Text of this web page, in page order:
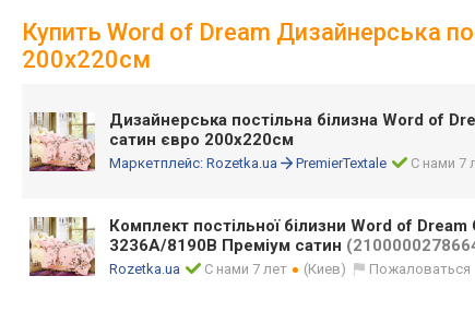
Купить Word of Dream Дизайнерська
200х220см
Дизайнерська постільна білизна Word of
сатин євро 200х220см
Маркетплейс: Rozetka.ua PremierTextale С нами 7
Комплект постільної білизни Word of
3236А/8190В Преміум сатин
Rozetka.ua С нами 7 лет (Киев) Пожаловаться